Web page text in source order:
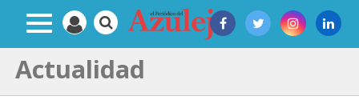
Actualidad